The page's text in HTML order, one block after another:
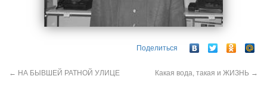
Поделиться
← НА БЫВШЕЙ РАТНОЙ УЛИЦЕ Какая вода, такая и ЖИЗНЬ →